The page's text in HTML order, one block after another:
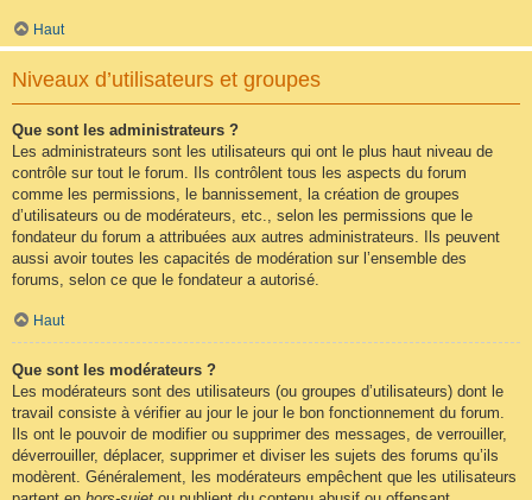
Haut
Niveaux d’utilisateurs et groupes
Que sont les administrateurs ?
Les administrateurs sont les utilisateurs qui ont le plus haut niveau de
contrôle sur tout le forum. Ils contrôlent tous les aspects du forum
comme les permissions, le bannissement, la création de groupes
d’utilisateurs ou de modérateurs, etc., selon les permissions que le
fondateur du forum a attribuées aux autres administrateurs. Ils peuvent
aussi avoir toutes les capacités de modération sur l’ensemble des
forums, selon ce que le fondateur a autorisé.
Haut
Que sont les modérateurs ?
Les modérateurs sont des utilisateurs (ou groupes d’utilisateurs) dont le
travail consiste à vérifier au jour le jour le bon fonctionnement du forum.
Ils ont le pouvoir de modifier ou supprimer des messages, de verrouiller,
déverrouiller, déplacer, supprimer et diviser les sujets des forums qu’ils
modèrent. Généralement, les modérateurs empêchent que les utilisateurs